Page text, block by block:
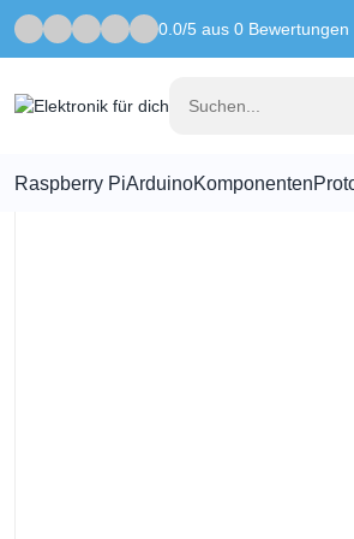
0.0/5 aus 0 Bewertungen
Raspberry PiArduinoKomponenten
Startseite Pädagogisch